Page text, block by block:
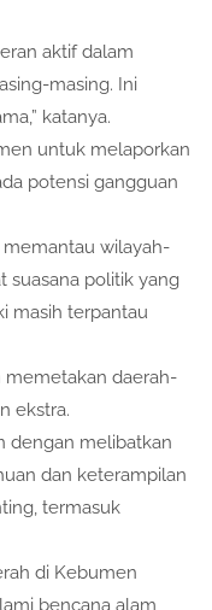
aktif dalam
masing. Ini
katanya.
untuk melaporkan
potensi gangguan
wilayah-
suasana politik yang
masih terpantau
memetakan daerah-
ekstra.
dengan melibatkan
dan keterampilan
termasuk
di Kebumen
bencana alam,